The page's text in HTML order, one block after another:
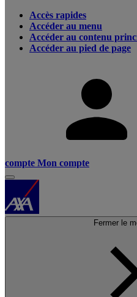
Accès rapides
Accéder au menu
Accéder au contenu
Accéder au pied de page
compte Mon compte
Fermer le